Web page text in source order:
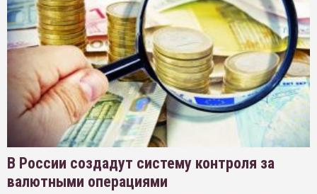
В России создадут систему контроля за
валютными операциями